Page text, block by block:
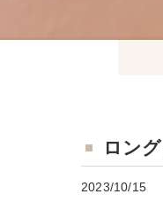
ロン
2023/10/15